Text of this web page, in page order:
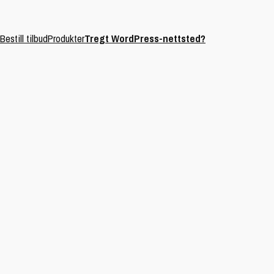
Bestill tilbudProdukterTregt WordPress-nettsted?